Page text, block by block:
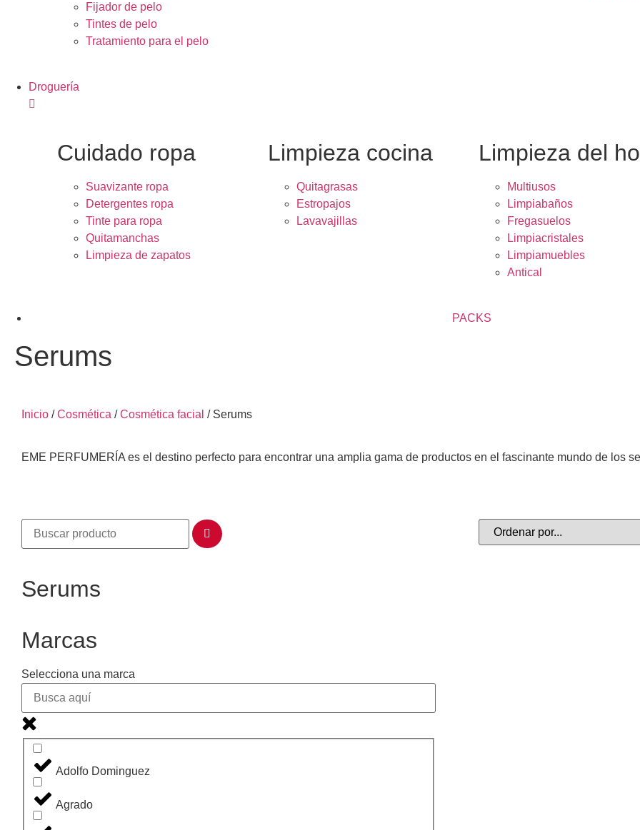
Fijador de pelo
Tintes de pelo
Tratamiento para el pelo
Droguería
Cuidado ropa
Suavizante ropa
Detergentes ropa
Tinte para ropa
Quitamanchas
Limpieza de zapatos
Limpieza cocina
Quitagrasas
Estropajos
Lavavajillas
Limpieza del
Multiusos
Limpiabaños
Fregasuelos
Limpiacristales
Limpiamuebles
Antical
PACKS
Serums
Inicio /Cosmética /Cosmética facial / Serums
EME PERFUMERÍA es el destino perfecto para encontrar una amplia gama de productos en el fascinante mundo de los
Serums
Marcas
Selecciona una marca
Adolfo Dominguez
Agrado